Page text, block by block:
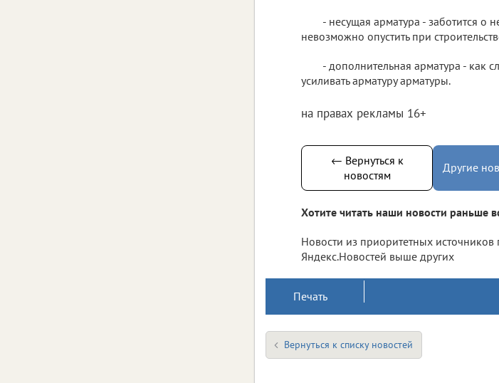
- несущая арматура - заботится о
невозможно опустить при
- дополнительная арматура - как
усиливать арматуру арматуры.
на правах рекламы 16+
← Вернуться к
новостям
Другие
Хотите читать наши новости раньше
Новости из приоритетных источников
Яндекс.Новостей выше других
Печать
Вернуться к списку новостей